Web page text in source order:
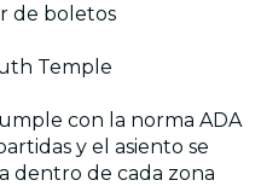
de boletos
Temple
con la norma ADA
y el asiento se
dentro de cada zona